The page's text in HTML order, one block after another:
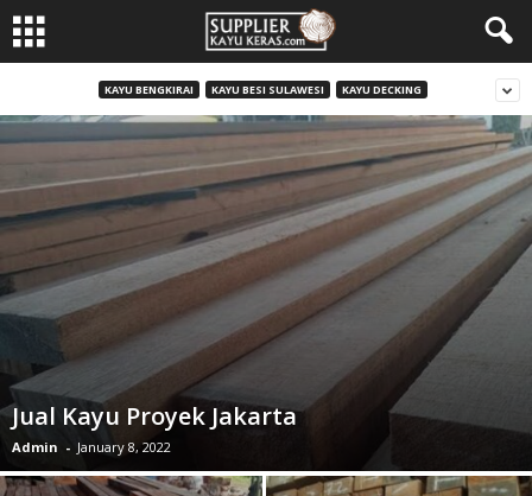
KAYU BENGKIRAI KAYU BESI SULAWESI KAYU DECKING
Jual Kayu Proyek Jakarta
Admin - January 8, 2022